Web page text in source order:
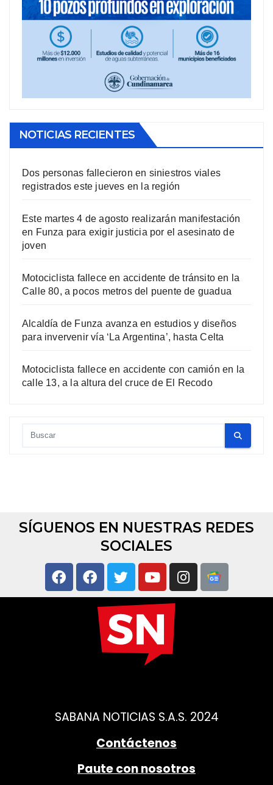
NOTICIAS RECIENTES
Dos personas fallecieron en siniestros viales
registrados este jueves en la región
Este martes 4 de agosto realizarán manifestación
en Funza para exigir justicia por el asesinato de
joven
Motociclista fallece en accidente de tránsito en la
Calle 80, a pocos metros del puente de guadua
Alcaldía de Funza avanza en estudios y diseños
para invervenir vía ‘La Argentina’, hasta Celta
Motociclista fallece en accidente con camión en la
calle 13, a la altura del cruce de El Recodo
SÍGUENOS EN NUESTRAS REDES
SOCIALES
SABANA NOTICIAS S.A.S. 2024
Contáctenos
Paute con nosotros